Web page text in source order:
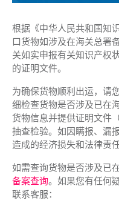
根据《中华人民共和国知
口货物如涉及在海关总署
关如实申报有关知识产权
的证明文件。
为确保货物顺利出运，请
细检查货物是否涉及已在
货物信息并提供证明文件
抽查检验。如因瞒报、漏
造成的经济损失和法律责
如需查询货物是否涉及已
备案查询。如果您有任何
联系客服：
-手提急件
-加急空运
生命科学服务